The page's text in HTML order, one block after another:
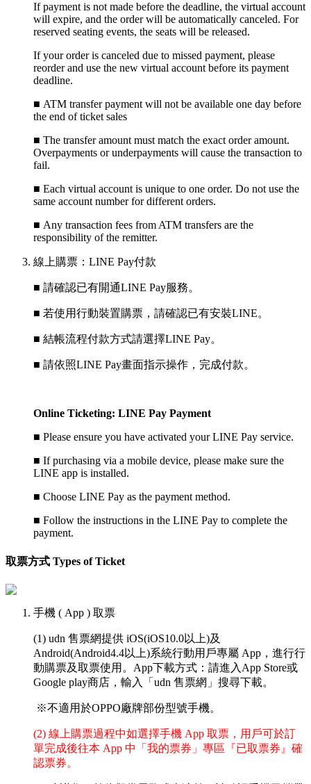
If payment is not made before the deadline, the virtual account
will expire, and the order will be automatically canceled. For
reserved seating events, the seats will be released.
If your order is canceled due to missed payment, please
reorder and use the new virtual account before its payment
deadline.
■ ATM transfer payment will not be available one day before
the end of ticket sales
■ The transfer amount must match the exact order amount.
Overpayments or underpayments will cause the transaction to
fail.
■ Each virtual account is unique to one order. Do not use the
same account number for different orders.
■ Any transaction fees from ATM transfers are the
responsibility of the remitter.
線上購票：LINE Pay付款
■ 請確認已有開通LINE Pay服務。
■ 若使用行動裝置購票，請確認已有安裝LINE。
■ 結帳流程付款方式請選擇LINE Pay。
■ 請依照LINE Pay畫面指示操作，完成付款。
Online Ticketing: LINE Pay Payment
■ Please ensure you have activated your LINE Pay service.
■ If purchasing via a mobile device, please make sure the
LINE app is installed.
■ Choose LINE Pay as the payment method.
■ Follow the instructions in the LINE Pay to complete the
payment.
取票方式 Types of Ticket
手機 ( App ) 取票
(1) udn 售票網提供 iOS(iOS10.0以上)及
Android(Android4.4以上)系統行動用戶專屬 App，進行行
動購票及取票使用。App下載方式：請進入App Store或
Google play商店，輸入「udn 售票網」搜尋下載。
※不適用於OPPO廠牌部份型號手機。
(2) 線上購票過程中如選擇手機 App 取票，用戶可於訂
單完成後往本 App 中「我的票券」專區『已取票券』確
認票券。